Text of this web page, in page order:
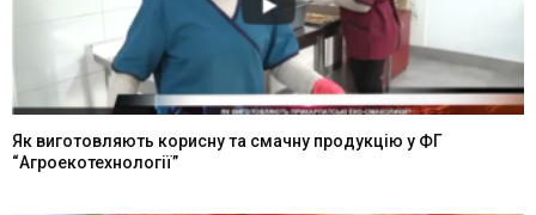
Як виготовляють корисну та смачну продукцію у ФГ
“Агроекотехнології”